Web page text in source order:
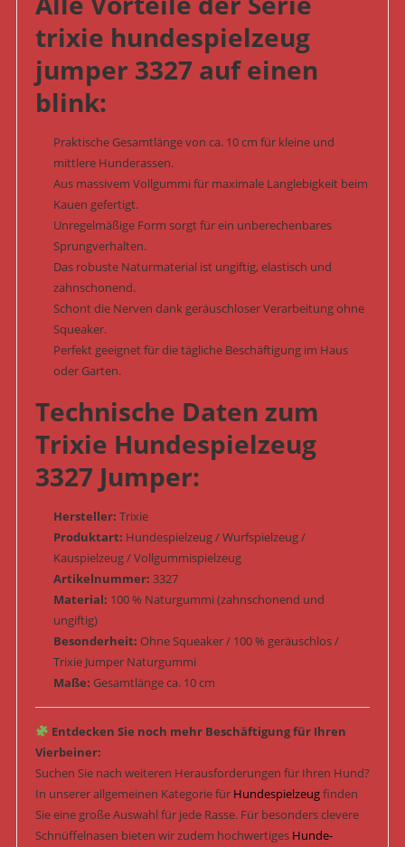
trixie hundespielzeug
jumper 3327 auf einen
blink:
Praktische Gesamtlänge von ca. 10 cm für kleine und
mittlere Hunderassen.
Aus massivem Vollgummi für maximale Langlebigkeit beim
Kauen gefertigt.
Unregelmäßige Form sorgt für ein unberechenbares
Sprungverhalten.
Das robuste Naturmaterial ist ungiftig, elastisch und
zahnschonend.
Schont die Nerven dank geräuschloser Verarbeitung ohne
Squeaker.
Perfekt geeignet für die tägliche Beschäftigung im Haus
oder Garten.
Technische Daten zum
Trixie Hundespielzeug
3327 Jumper:
Hersteller: Trixie
Produktart: Hundespielzeug / Wurfspielzeug /
Kauspielzeug / Vollgummispielzeug
Artikelnummer: 3327
Material: 100 % Naturgummi (zahnschonend und
ungiftig)
Besonderheit: Ohne Squeaker / 100 % geräuschlos /
Trixie Jumper Naturgummi
Maße: Gesamtlänge ca. 10 cm
Entdecken Sie noch mehr Beschäftigung für Ihren
Vierbeiner:
Suchen Sie nach weiteren Herausforderungen für Ihren Hund?
In unserer allgemeinen Kategorie für Hundespielzeugfinden
Sie eine große Auswahl für jede Rasse. Für besonders clevere
Schnüffelnasen bieten wir zudem hochwertiges Hunde-